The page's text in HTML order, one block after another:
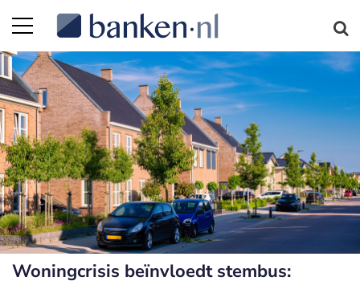
Woningcrisis beïnvloedt stembus: